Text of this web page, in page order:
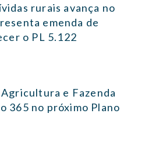
rurais avança no
emenda de
o PL 5.122
e Fazenda
365 no próximo Plano